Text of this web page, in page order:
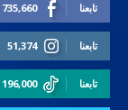
735,660 تابعنا
51,374 تابعنا
196,000 تابعنا